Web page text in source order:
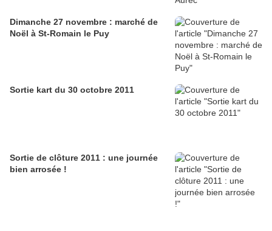
Dimanche 27 novembre : marché de
Noël à St-Romain le Puy
Sortie kart du 30 octobre 2011
Sortie de clôture 2011 : une journée
bien arrosée !